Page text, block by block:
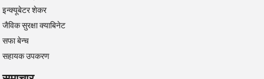
इन्क्यूबेटर शेकर
जैविक सुरक्षा क्याबिनेट
सफा बेन्च
सहायक उपकरण